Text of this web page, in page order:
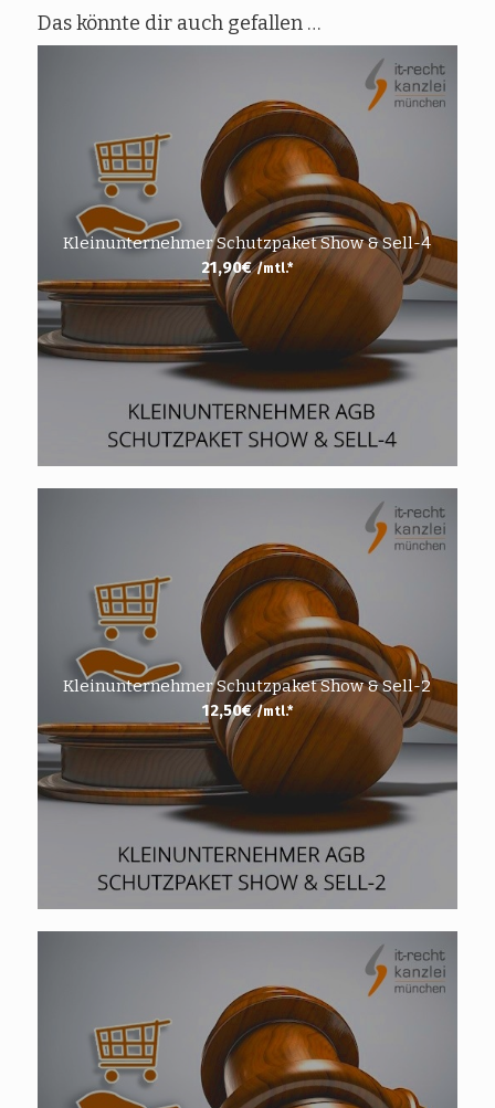
Das könnte dir auch gefallen …
Kleinunternehmer Schutzpaket Show & Sell-4
21,90€ /mtl.*
Kleinunternehmer Schutzpaket Show & Sell-2
12,50€ /mtl.*